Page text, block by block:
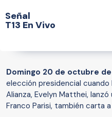
Señal
T13 En Vivo
Domingo 20 de octubre de
elección presidencial
Alianza, Evelyn Matthei,
Franco Parisi, también carta